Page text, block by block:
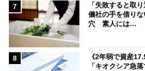
7
「失敗すると取
儀社の手を借り
穴 素人には…
8
《2年弱で資産
「キオクシア急